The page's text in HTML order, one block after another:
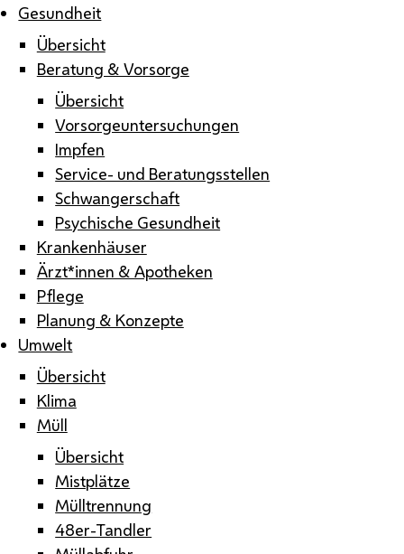
Gesundheit
Übersicht
Beratung & Vorsorge
Übersicht
Vorsorgeuntersuchungen
Impfen
Service- und Beratungsstellen
Schwangerschaft
Psychische Gesundheit
Krankenhäuser
Ärzt*innen & Apotheken
Pflege
Planung & Konzepte
Umwelt
Übersicht
Klima
Müll
Übersicht
Mistplätze
Mülltrennung
48er-Tandler